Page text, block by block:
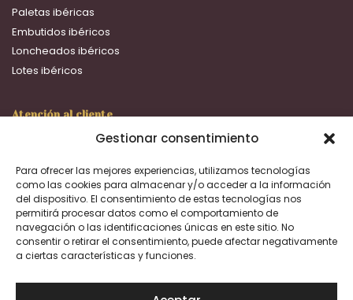
Gestionar consentimiento
Para ofrecer las mejores experiencias, utilizamos tecnologías
como las cookies para almacenar y/o acceder a la información
del dispositivo. El consentimiento de estas tecnologías nos
permitirá procesar datos como el comportamiento de
navegación o las identificaciones únicas en este sitio. No
consentir o retirar el consentimiento, puede afectar negativamente
a ciertas características y funciones.
Paletas ibéricas
Embutidos ibéricos
Loncheados ibéricos
Lotes ibéricos
Atención al cliente
ventas@dehesafernanda.com
Facebook
Instagram
Política de privacidad